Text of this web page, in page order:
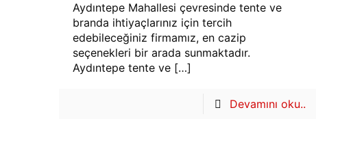
Aydıntepe Mahallesi çevresinde tente ve
branda ihtiyaçlarınız için tercih
edebileceğiniz firmamız, en cazip
seçenekleri bir arada sunmaktadır.
Aydıntepe tente ve[…]
Devamını oku..